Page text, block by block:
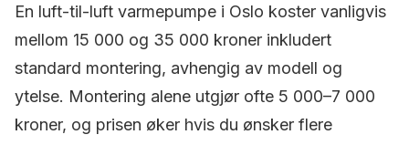
En luft-til-luft varmepumpe i Oslo koster vanligvis
mellom 15 000 og 35 000 kroner inkludert
standard montering, avhengig av modell og
ytelse. Montering alene utgjør ofte 5 000–7 000
kroner, og prisen øker hvis du ønsker flere